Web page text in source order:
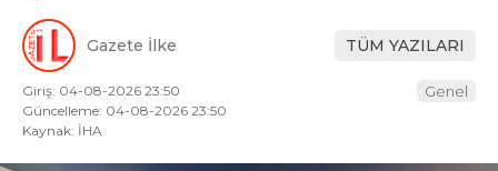
Gazete İlke TÜM YAZILARI
Giriş: 04-08-2026 23:50
Güncelleme: 04-08-2026 23:50
Kaynak: İHA
Genel